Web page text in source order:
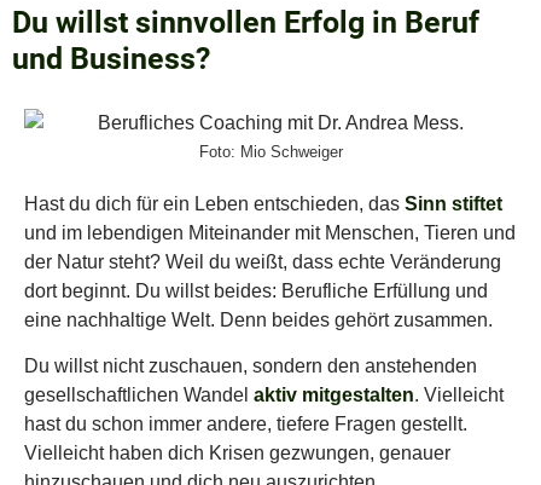
Du willst sinnvollen Erfolg in Beruf
und Business?
Hast du dich für ein Leben entschieden, das Sinn stiftet
und im lebendigen Miteinander mit Menschen, Tieren und
der Natur steht? Weil du weißt, dass echte Veränderung
dort beginnt. Du willst beides: Berufliche Erfüllung und
eine nachhaltige Welt. Denn beides gehört zusammen.
Du willst nicht zuschauen, sondern den anstehenden
gesellschaftlichen Wandel aktiv mitgestalten. Vielleicht
hast du schon immer andere, tiefere Fragen gestellt.
Vielleicht haben dich Krisen gezwungen, genauer
Foto: Mio Schweiger